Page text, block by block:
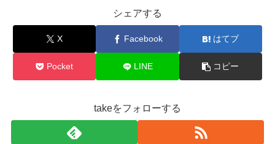
シェアする
X Facebook はてブ
Pocket LINE コピー
takeをフォローする